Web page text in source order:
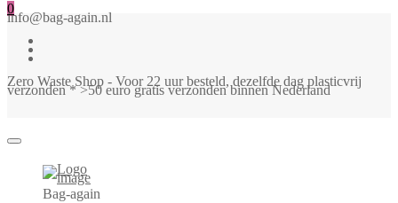
0
info@bag-again.nl
Zero Waste Shop - Voor 22 uur besteld, dezelfde dag plasticvrij
verzonden * >50 euro gratis verzonden binnen Nederland
Bag-again